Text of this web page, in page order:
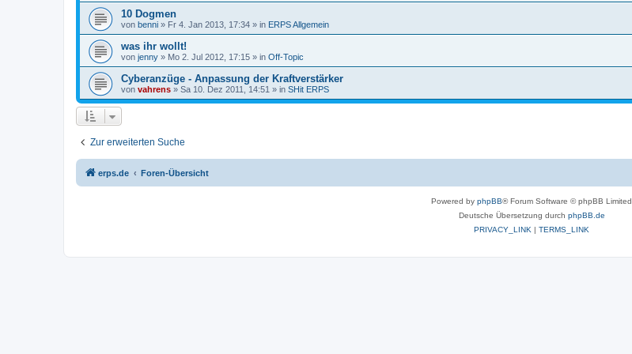
10 Dogmen
von benni » Fr 4. Jan 2013, 17:34 » in ERPS Allgemein
was ihr wollt!
von jenny » Mo 2. Jul 2012, 17:15 » in Off-Topic
Cyberanzüge - Anpassung der Kraftverstärker
von vahrens » Sa 10. Dez 2011, 14:51 » in SHit ERPS
Zur erweiterten Suche
erps.de Foren-Übersicht
Powered by phpBB® Forum Software © phpBB Limited
Deutsche Übersetzung durch phpBB.de
PRIVACY_LINK | TERMS_LINK